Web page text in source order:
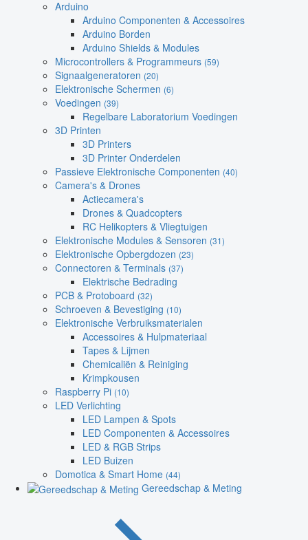
Arduino
Arduino Componenten & Accessoires
Arduino Borden
Arduino Shields & Modules
Microcontrollers & Programmeurs (59)
Signaalgeneratoren (20)
Elektronische Schermen (6)
Voedingen (39)
Regelbare Laboratorium Voedingen
3D Printen
3D Printers
3D Printer Onderdelen
Passieve Elektronische Componenten (40)
Camera's & Drones
Actiecamera's
Drones & Quadcopters
RC Helikopters & Vliegtuigen
Elektronische Modules & Sensoren (31)
Elektronische Opbergdozen (23)
Connectoren & Terminals (37)
Elektrische Bedrading
PCB & Protoboard (32)
Schroeven & Bevestiging (10)
Elektronische Verbruiksmaterialen
Accessoires & Hulpmateriaal
Tapes & Lijmen
Chemicaliën & Reiniging
Krimpkousen
Raspberry Pi (10)
LED Verlichting
LED Lampen & Spots
LED Componenten & Accessoires
LED & RGB Strips
LED Buizen
Domotica & Smart Home (44)
Gereedschap & Meting